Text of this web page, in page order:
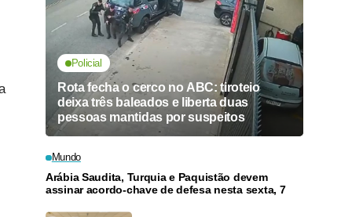
Policial
Rota fecha o cerco no ABC: tiroteio
deixa três baleados e liberta duas
pessoas mantidas por suspeitos
Mundo
Arábia Saudita, Turquia e Paquistão devem
assinar acordo-chave de defesa nesta sexta, 7